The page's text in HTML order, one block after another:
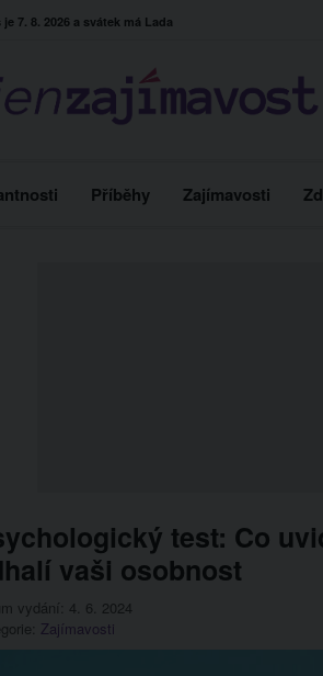
je 7. 8. 2026 a svátek má Lada
Příběhy Zajímavosti
test: Co
vaši osobnost
vydání: 4. 6. 2024
Zajímavosti